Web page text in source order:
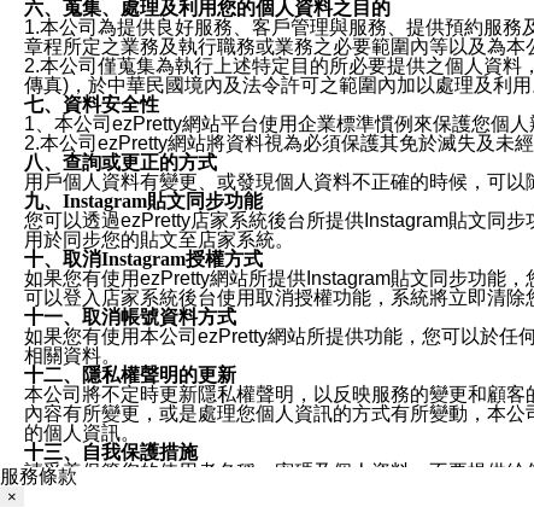
六、蒐集、處理及利用您的個人資料之目的
1.本公司為提供良好服務、客戶管理與服務、提供預約服
章程所定之業務及執行職務或業務之必要範圍內等以及為
2.本公司僅蒐集為執行上述特定目的所必要提供之個人資
傳真)，於中華民國境內及法令許可之範圍內加以處理及利用
七、資料安全性
1、本公司ezPretty網站平台使用企業標準慣例來保護您個
2.本公司ezPretty網站將資料視為必須保護其免於滅失及未
八、查詢或更正的方式
用戶個人資料有變更、或發現個人資料不正確的時候，可
九、Instagram貼文同步功能
您可以透過ezPretty店家系統後台所提供Instagram貼文同
用於同步您的貼文至店家系統。
十、取消Instagram授權方式
如果您有使用ezPretty網站所提供Instagram貼文同步功能
可以登入店家系統後台使用取消授權功能，系統將立即清
十一、取消帳號資料方式
如果您有使用本公司ezPretty網站所提供功能，您可以於任
相關資料。
十二、隱私權聲明的更新
本公司將不定時更新隱私權聲明，以反映服務的變更和顧
內容有所變更，或是處理您個人資訊的方式有所變動，本
的個人資訊。
十三、自我保護措施
請妥善保管您的使用者名稱、密碼及個人資料，不要提供
窗，以防止他人讀取您的個人資料、信件或進入所機關管理
服務條款
×